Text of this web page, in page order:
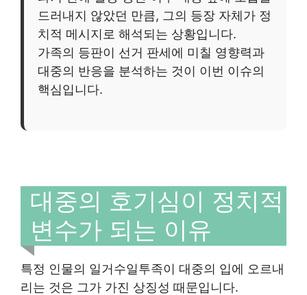
드러내지 않았던 만큼, 그의 등장 자체가 정
치적 메시지로 해석되는 상황입니다.
가족의 등판이 선거 판세에 미칠 영향력과
대중의 반응을 분석하는 것이 이번 이슈의
핵심입니다.
대중의 호기심이 정치적
변수가 되는 이유
특정 인물의 일거수일투족이 대중의 입에 오르내
리는 것은 그가 가진 상징성 때문입니다.